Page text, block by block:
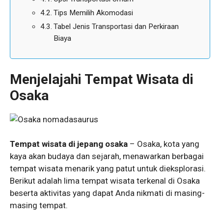
Tips Memilih Akomodasi
Tabel Jenis Transportasi dan Perkiraan
Biaya
Menjelajahi Tempat Wisata di
Osaka
Tempat wisata di jepang osaka – Osaka, kota yang
kaya akan budaya dan sejarah, menawarkan berbagai
tempat wisata menarik yang patut untuk dieksplorasi.
Berikut adalah lima tempat wisata terkenal di Osaka
beserta aktivitas yang dapat Anda nikmati di masing-
masing tempat.